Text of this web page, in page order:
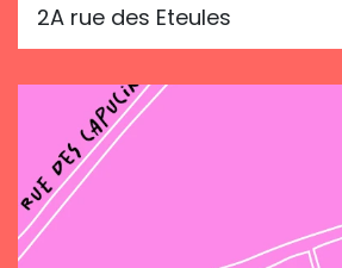
2A rue des Eteules